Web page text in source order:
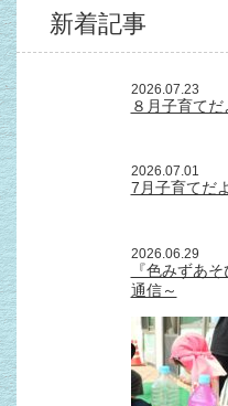
新着記事
2026.07.23
８月子育てだ
2026.07.01
7月子育てだ
2026.06.29
『色みずあ
通信～